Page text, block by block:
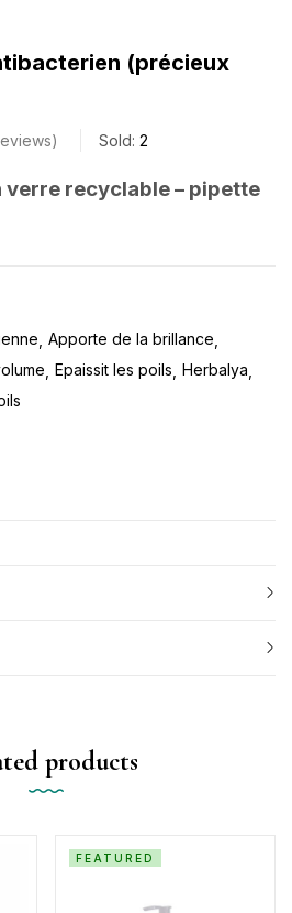
(précieux
Sold: 2
verre recyclable – pipette
Apporte de la brillance
Epaissit les poils Herbalya
products
FEATURED